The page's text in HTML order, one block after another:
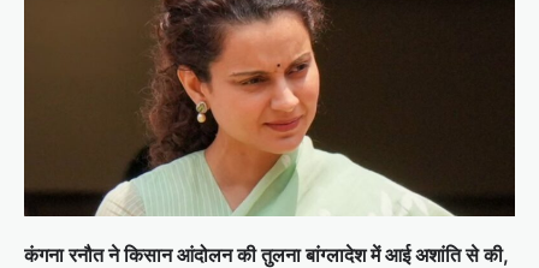
कंगना रनौत ने किसान आंदोलन की तुलना बांग्लादेश में आई अशांति से की,